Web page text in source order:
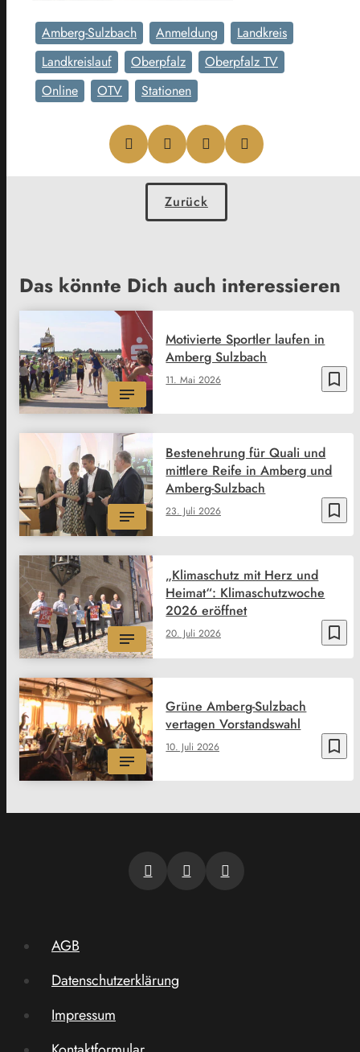
Amberg-Sulzbach Anmeldung
Landkreis
Landkreislauf
Oberpfalz
Oberpfalz TV
Online
OTV Stationen
Zurück
Das könnte Dich auch interessieren
bookmark_border
11. Mai 2026
Motivierte Sportler laufen in
Amberg Sulzbach
bookmark_border
23. Juli 2026
Bestenehrung für Quali und
mittlere Reife in Amberg und
Amberg-Sulzbach
bookmark_border
20. Juli 2026
„Klimaschutz mit Herz und
Heimat“: Klimaschutzwoche
2026 eröffnet
bookmark_border
10. Juli 2026
Grüne Amberg-Sulzbach
vertagen Vorstandswahl
AGB
Datenschutzerklärung
Impressum